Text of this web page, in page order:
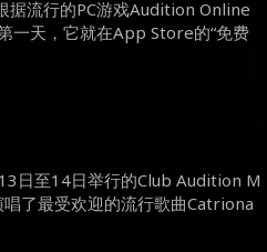
据流行的PC游戏Audition Online
一天，它就在App Store的“免费
13日至14日举行的Club Audition M
唱了最受欢迎的流行歌曲Catriona